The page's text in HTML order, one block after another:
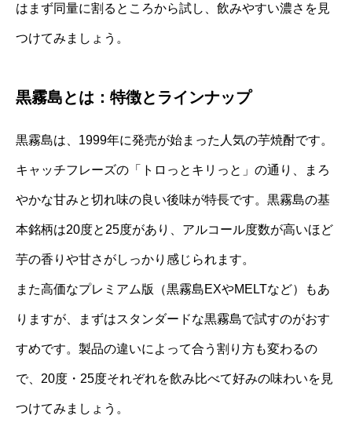
はまず同量に割るところから試し、飲みやすい濃さを見
つけてみましょう。
黒霧島とは：特徴とラインナップ
黒霧島は、1999年に発売が始まった人気の芋焼酎です。
キャッチフレーズの「トロっとキリっと」の通り、まろ
やかな甘みと切れ味の良い後味が特長です。黒霧島の基
本銘柄は20度と25度があり、アルコール度数が高いほど
芋の香りや甘さがしっかり感じられます。
また高価なプレミアム版（黒霧島EXやMELTなど）もあ
りますが、まずはスタンダードな黒霧島で試すのがおす
すめです。製品の違いによって合う割り方も変わるの
で、20度・25度それぞれを飲み比べて好みの味わいを見
つけてみましょう。